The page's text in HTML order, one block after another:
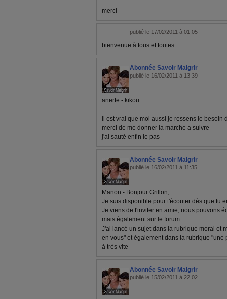
merci
publié le 17/02/2011 à 01:05
bienvenue à tous et toutes
Abonnée Savoir Maigrir
publié le 16/02/2011 à 13:39
anerte - kikou
il est vrai que moi aussi je ressens le besoin
merci de me donner la marche a suivre
j'ai sauté enfin le pas
Abonnée Savoir Maigrir
publié le 16/02/2011 à 11:35
Manon - Bonjour Grillon,
Je suis disponible pour t'écouter dès que tu
Je viens de t'inviter en amie, nous pouvons
mais également sur le forum.
J'ai lancé un sujet dans la rubrique moral et
en vous" et également dans la rubrique "une
à très vite
Abonnée Savoir Maigrir
publié le 15/02/2011 à 22:02